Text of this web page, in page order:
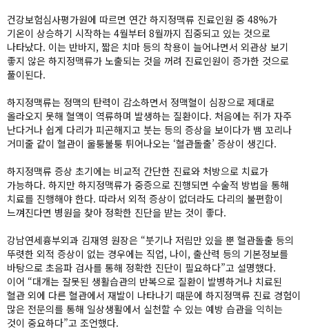
건강보험심사평가원에 따르면 연간 하지정맥류 진료인원 중 48%가
기온이 상승하기 시작하는 4월부터 8월까지 집중되고 있는 것으로
나타났다. 이는 반바지, 짧은 치마 등의 착용이 늘어나면서 외관상 보기
좋지 않은 하지정맥류가 노출되는 것을 꺼려 진료인원이 증가한 것으로
풀이된다.
하지정맥류는 정맥의 탄력이 감소하면서 정맥혈이 심장으로 제대로
올라오지 못해 혈액이 역류하며 발생하는 질환이다. 처음에는 쥐가 자주
난다거나 쉽게 다리가 피곤해지고 붓는 등의 증상을 보이다가 뱀 꼬리나
거미줄 같이 혈관이 울퉁불퉁 튀어나오는 ‘혈관돌출’ 증상이 생긴다.
하지정맥류 증상 초기에는 비교적 간단한 진료와 처방으로 치료가
가능하다. 하지만 하지정맥류가 중증으로 진행되면 수술적 방법을 통해
치료를 진행해야 한다. 따라서 외적 증상이 없더라도 다리의 불편함이
느껴진다면 병원을 찾아 정확한 진단을 받는 것이 좋다.
강남연세흉부외과 김재영 원장은 “붓기나 저림만 있을 뿐 혈관돌출 등의
뚜렷한 외적 증상이 없는 경우에는 직업, 나이, 출산력 등의 기본정보를
바탕으로 초음파 검사를 통해 정확한 진단이 필요하다”고 설명했다.
이어 “대개는 잘못된 생활습관의 반복으로 질환이 발병하거나 치료된
혈관 외에 다른 혈관에서 재발이 나타나기 때문에 하지정맥류 진료 경험이
많은 전문의를 통해 일상생활에서 실천할 수 있는 예방 습관을 익히는
것이 중요하다”고 조언했다.